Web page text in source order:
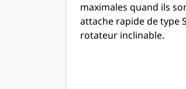
maximales quand ils
attache rapide de type
rotateur inclinable.